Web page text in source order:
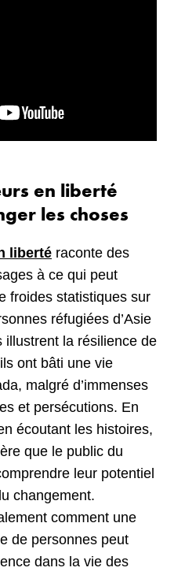
en liberté
les choses
liberté raconte des
à ce qui peut
froides statistiques sur
réfugiées d’Asie
illustrent la résilience de
ont bâti une vie
malgré d’immenses
et persécutions. En
écoutant les histoires,
que le public du
leur potentiel
changement.
comment une
de personnes peut
dans la vie des